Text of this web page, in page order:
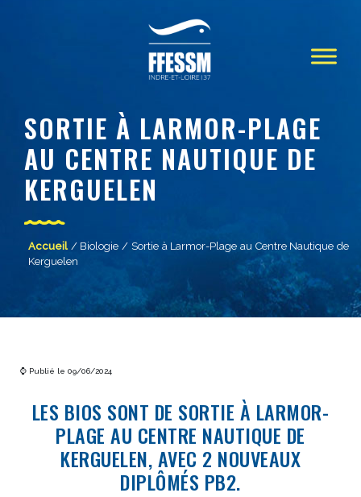
SORTIE À LARMOR-PLAGE
AU CENTRE NAUTIQUE DE
KERGUELEN
Accueil/ Biologie / Sortie à Larmor-Plage au Centre Nautique de
Kerguelen
⌚ Publié le 09/06/2024
LES BIOS SONT DE SORTIE À LARMOR-
PLAGE AU CENTRE NAUTIQUE DE
KERGUELEN, AVEC 2 NOUVEAUX
DIPLÔMÉS PB2.